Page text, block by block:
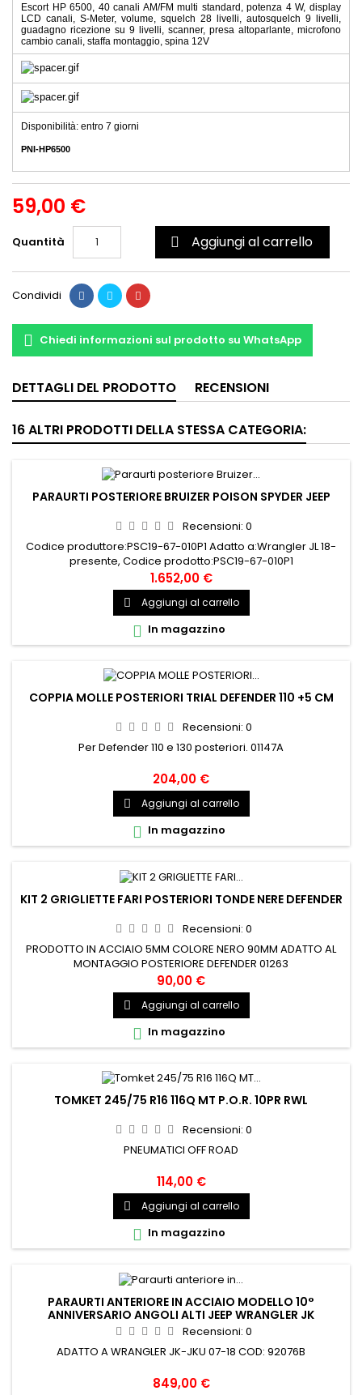
Escort HP 6500, 40 canali AM/FM multi standard, potenza 4 W, display
LCD canali, S-Meter, volume, squelch 28 livelli, autosquelch 9 livelli,
guadagno ricezione su 9 livelli, scanner, presa altoparlante, microfono
cambio canali, staffa montaggio, spina 12V
Disponibilità: entro 7 giorni
PNI-HP6500
59,00 €
Quantità  Aggiungi al carrello
Condividi
Chiedi informazioni sul prodotto su WhatsApp
DETTAGLI DEL PRODOTTO RECENSIONI
16 ALTRI PRODOTTI DELLA STESSA CATEGORIA:
PARAURTI POSTERIORE BRUIZER POISON SPYDER JEEP
Recensioni: 0
Codice produttore:PSC19-67-010P1 Adatto a:Wrangler JL 18-
presente, Codice prodotto:PSC19-67-010P1
1.652,00 €
 Aggiungi al carrello
 In magazzino
COPPIA MOLLE POSTERIORI TRIAL DEFENDER 110 +5 CM
Recensioni: 0
Per Defender 110 e 130 posteriori. 01147A
204,00 €
 Aggiungi al carrello
 In magazzino
KIT 2 GRIGLIETTE FARI POSTERIORI TONDE NERE DEFENDER
Recensioni: 0
PRODOTTO IN ACCIAIO 5MM COLORE NERO 90MM ADATTO AL
MONTAGGIO POSTERIORE DEFENDER 01263
90,00 €
 Aggiungi al carrello
 In magazzino
TOMKET 245/75 R16 116Q MT P.O.R. 10PR RWL
Recensioni: 0
PNEUMATICI OFF ROAD
114,00 €
 Aggiungi al carrello
 In magazzino
PARAURTI ANTERIORE IN ACCIAIO MODELLO 10°
ANNIVERSARIO ANGOLI ALTI JEEP WRANGLER JK
Recensioni: 0
ADATTO A WRANGLER JK-JKU 07-18 COD: 92076B
849,00 €